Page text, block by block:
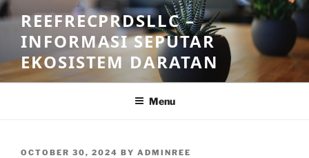
Skip
to
content
REEFRECPRDSLLC –
INFORMASI SEPUTAR
EKOSISTEM DARATAN
Menu
POSTED
OCTOBER 30, 2024 BY ADMINREE